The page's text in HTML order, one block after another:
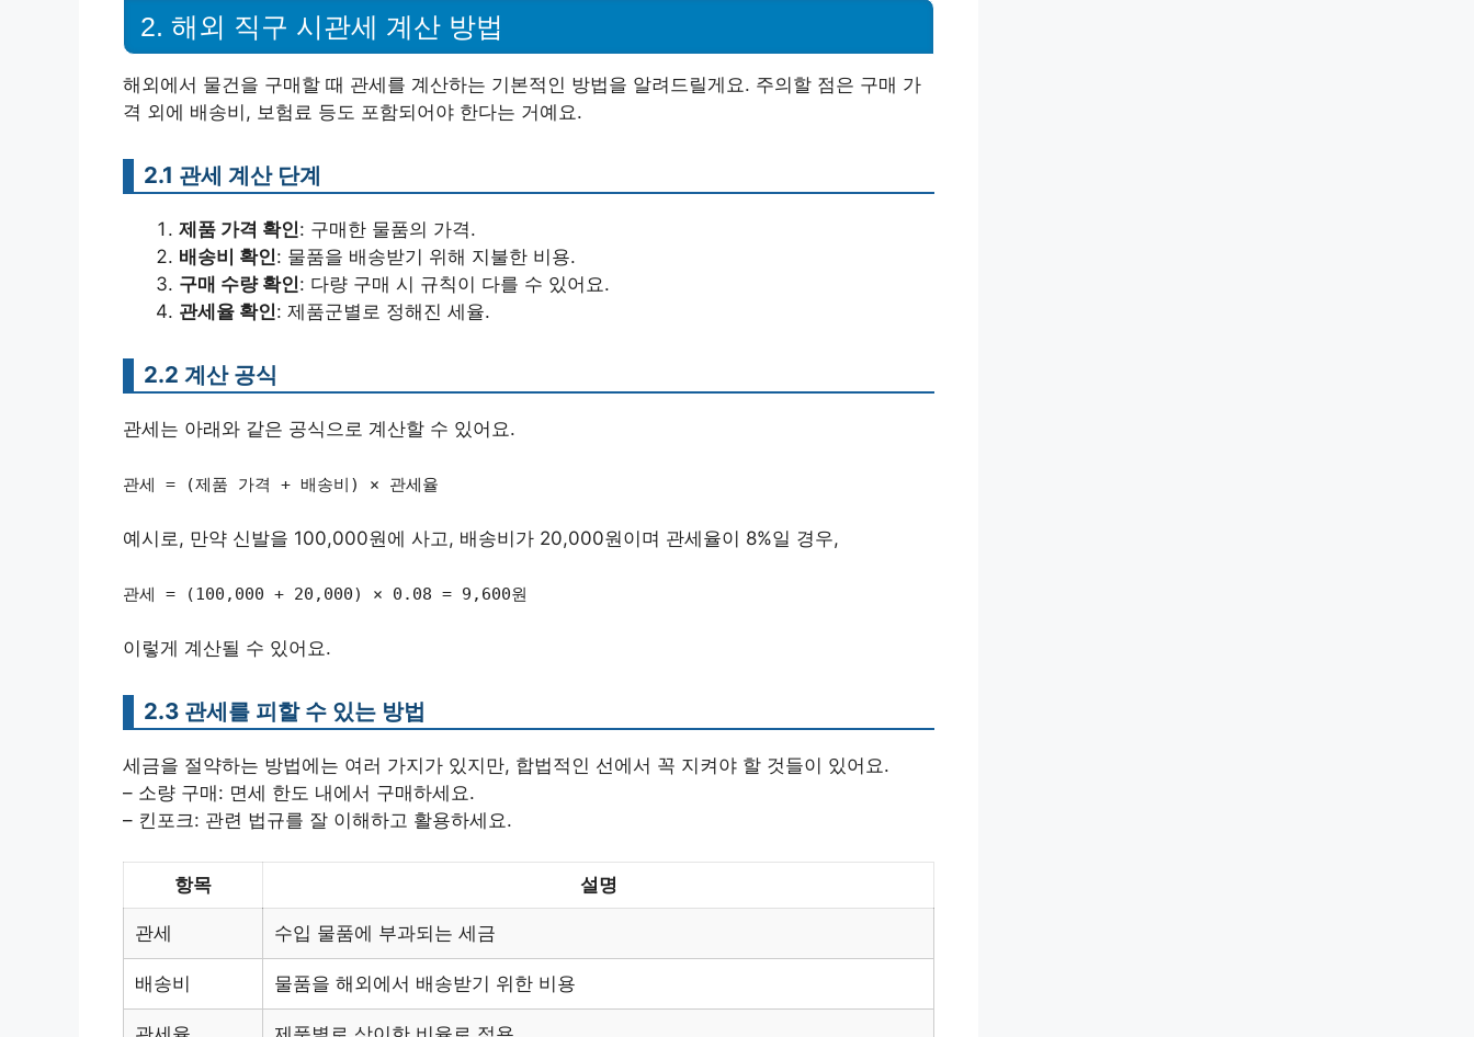
2. 해외 직구 시관세 계산 방법
해외에서 물건을 구매할 때 관세를 계산하는 기본적인 방법을 알려드릴게요. 주의할 점은 구매 가
격 외에 배송비, 보험료 등도 포함되어야 한다는 거예요.
2.1 관세 계산 단계
제품 가격 확인: 구매한 물품의 가격.
배송비 확인: 물품을 배송받기 위해 지불한 비용.
구매 수량 확인: 다량 구매 시 규칙이 다를 수 있어요.
관세율 확인: 제품군별로 정해진 세율.
2.2 계산 공식
관세는 아래와 같은 공식으로 계산할 수 있어요.
관세 = (제품 가격 + 배송비) × 관세율
예시로, 만약 신발을 100,000원에 사고, 배송비가 20,000원이며 관세율이 8%일 경우,
관세 = (100,000 + 20,000) × 0.08 = 9,600원
이렇게 계산될 수 있어요.
2.3 관세를 피할 수 있는 방법
세금을 절약하는 방법에는 여러 가지가 있지만, 합법적인 선에서 꼭 지켜야 할 것들이 있어요.
– 소량 구매: 면세 한도 내에서 구매하세요.
– 킨포크: 관련 법규를 잘 이해하고 활용하세요.
항목 설명
관세 수입 물품에 부과되는 세금
배송비 물품을 해외에서 배송받기 위한 비용